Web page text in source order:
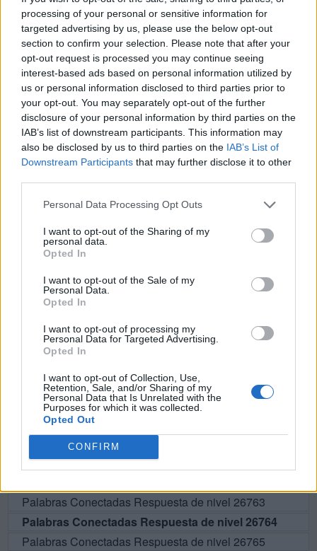
processing of your personal or sensitive information for
targeted advertising by us, please use the below opt-out
section to confirm your selection. Please note that after your
opt-out request is processed you may continue seeing
interest-based ads based on personal information utilized by
us or personal information disclosed to third parties prior to
your opt-out. You may separately opt-out of the further
disclosure of your personal information by third parties on the
IAB’s list of downstream participants. This information may
also be disclosed by us to third parties on the IAB’s List of
Downstream Participants that may further disclose it to other
Personal Data Processing Opt Outs
I want to opt-out of the Sharing of my
personal data.
Opted In
I want to opt-out of the Sale of my
Personal Data.
Opted In
I want to opt-out of processing my
Personal Data for Targeted Advertising.
Opted In
I want to opt-out of Collection, Use,
Retention, Sale, and/or Sharing of my
Personal Data that Is Unrelated with the
Purposes for which it was collected.
Opted Out
CONFIRM
L
A R G
O
L
O G R
A
L
O G R A R
Á
Palabras extra:
R
O G A
R
G
O R R
A
Á
G O R
A
G R
O
R L
A
R A
O L A
BUSCAR MÁS
Por favor seleccione los niveles:
Palabras Conectadas Respuesta de nivel 26759
Palabras Conectadas Respuesta de nivel 26760
Palabras Conectadas Respuesta de nivel 26761
Palabras Conectadas Respuesta de nivel 26763
Palabras Conectadas Respuesta de nivel 26764
Palabras Conectadas Respuesta de nivel 26765